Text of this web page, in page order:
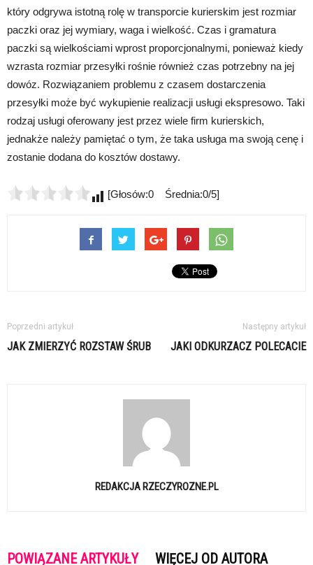
który odgrywa istotną rolę w transporcie kurierskim jest rozmiar
paczki oraz jej wymiary, waga i wielkość. Czas i gramatura
paczki są wielkościami wprost proporcjonalnymi, ponieważ kiedy
wzrasta rozmiar przesyłki rośnie również czas potrzebny na jej
dowóz. Rozwiązaniem problemu z czasem dostarczenia
przesyłki może być wykupienie realizacji usługi ekspresowo. Taki
rodzaj usługi oferowany jest przez wiele firm kurierskich,
jednakże należy pamiętać o tym, że taka usługa ma swoją cenę i
zostanie dodana do kosztów dostawy.
[Głosów:0 Średnia:0/5]
Poprzedni artykuł
JAK ZMIERZYĆ ROZSTAW ŚRUB
Następny artykuł
JAKI ODKURZACZ POLECACIE
REDAKCJA RZECZYROZNE.PL
POWIĄZANE ARTYKUŁY WIĘCEJ OD AUTORA